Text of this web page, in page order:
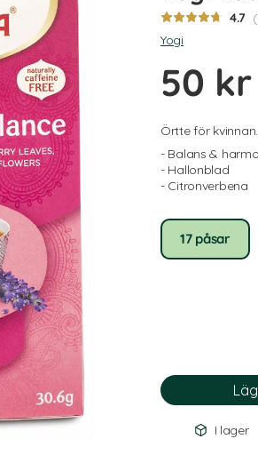
4.7
Yogi
50 kr
Örtte för kvinnan.
- Balans &
- Hallonblad
- Citronverbena
17 påsar
I lager